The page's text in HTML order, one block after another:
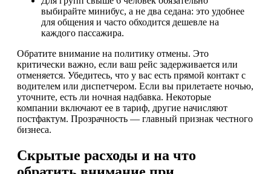
выбирайте минибус, а не два седана: это удобнее
для общения и часто обходится дешевле на
каждого пассажира.
Обратите внимание на политику отмены. Это
критически важно, если ваш рейс задерживается или
отменяется. Убедитесь, что у вас есть прямой контакт с
водителем или диспетчером. Если вы прилетаете ночью,
уточните, есть ли ночная надбавка. Некоторые
компании включают ее в тариф, другие начисляют
постфактум. Прозрачность — главный признак честного
бизнеса.
Скрытые расходы и на что